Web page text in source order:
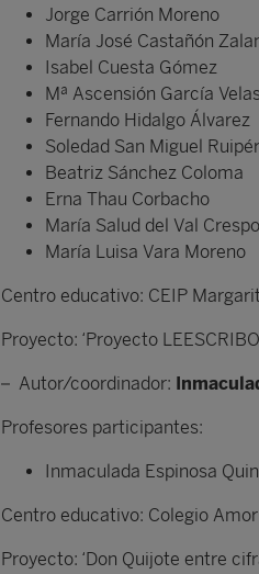
Jorge Carrión Moreno
María José Castañón
Isabel Cuesta Gómez
Mª Ascensión García
Fernando Hidalgo Álvarez
Soledad San Miguel
Beatriz Sánchez Coloma
Erna Thau Corbacho
María Salud del Val Crespo
María Luisa Vara Moreno
Centro educativo: CEIP
Proyecto: ‘Proyecto
– Autor/coordinador:
Profesores participantes:
Inmaculada Espinosa
Centro educativo: Colegio
Proyecto: ‘Don Quijote entre